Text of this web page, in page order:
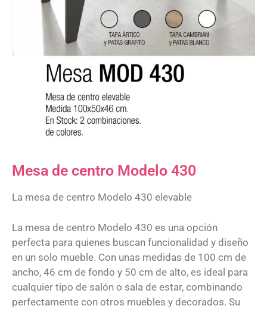
Mesa de centro Modelo 430
La mesa de centro Modelo 430 elevable
La mesa de centro Modelo 430 es una opción
perfecta para quienes buscan funcionalidad y diseño
en un solo mueble. Con unas medidas de 100 cm de
ancho, 46 cm de fondo y 50 cm de alto, es ideal para
cualquier tipo de salón o sala de estar, combinando
perfectamente con otros muebles y decorados. Su